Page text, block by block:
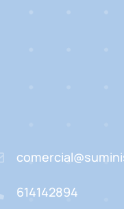
614142894